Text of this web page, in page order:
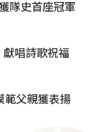
隊史首座冠軍
唱詩歌祝福
範父親獲表揚